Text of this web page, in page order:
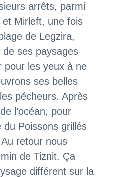
arrêts, parmi
et Mirleft, une fois
de Legzira,
ses paysages
pour les yeux à ne
ses belles
pécheurs. Après
l’océan, pour
du Poissons grillés
retour nous
de Tiznit. Ça
différent sur la